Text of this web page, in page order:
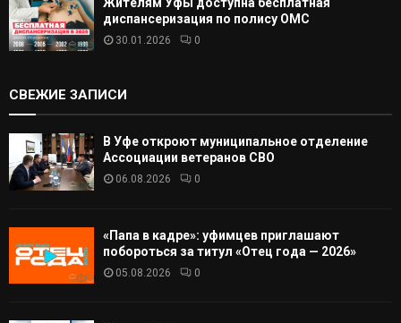
диспансеризация по полису ОМС
30.01.2026 0
СВЕЖИЕ ЗАПИСИ
В Уфе откроют муниципальное отделение
Ассоциации ветеранов СВО
06.08.2026 0
«Папа в кадре»: уфимцев приглашают
побороться за титул «Отец года — 2026»
05.08.2026 0